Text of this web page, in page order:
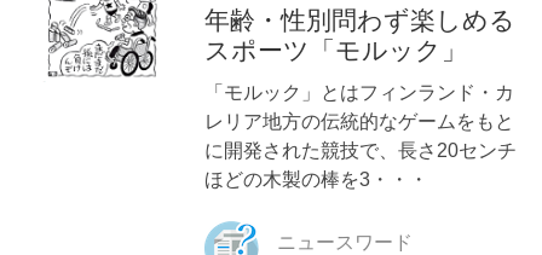
年齢・性別問わず楽しめる
スポーツ「モルック」
「モルック」とはフィンランド・カ
レリア地方の伝統的なゲームをもと
に開発された競技で、長さ20センチ
ほどの木製の棒を3・・・
ニュースワード